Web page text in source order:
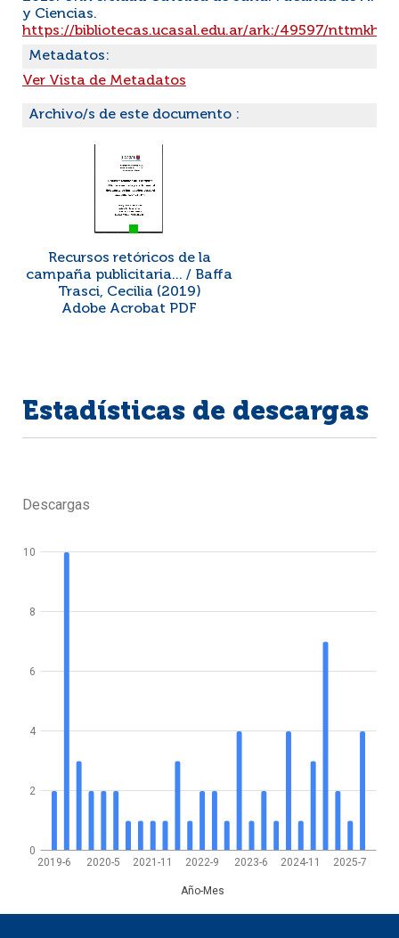
y Ciencias.
https://bibliotecas.ucasal.edu.ar/ark:/49597/
Metadatos:
Ver Vista de Metadatos
Archivo/s de este documento :
Recursos retóricos de la
campaña publicitaria... / Baffa
Trasci, Cecilia (2019)
Adobe Acrobat PDF
Estadísticas de descargas
Descargas
2019-6 2020-5 2021-11 2022-9 2023-6 2024-11 2025-7
Año-Mes
0
2
4
6
8
10